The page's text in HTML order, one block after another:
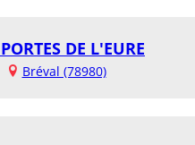
DE L'EURE
Bréval (78980)